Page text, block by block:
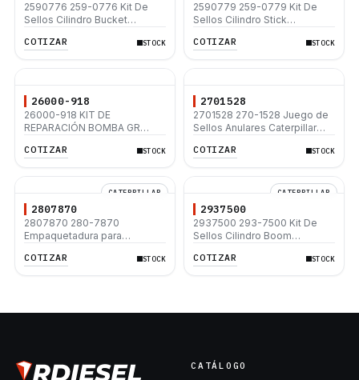
2590776 259-0776 Kit De
Sellos Cilindro Bucket
COTIZAR STOCK
2590779 259-0779 Kit De
Sellos Cilindro Stick
330D2
COTIZAR STOCK
26000-918
26000-918 KIT DE
REPARACIÓN BOMBA GR
COTIZAR STOCK
2701528
2701528 270-1528 Juego de
Sellos Anulares Caterpillar
Seal Kit Nitrile
COTIZAR STOCK
CATERPILLAR
2807870
2807870 280-7870
Empaquetadura para
416E 416F 420D
COTIZAR STOCK
CATERPILLAR
2937500
2937500 293-7500 Kit De
Sellos Cilindro Boom
EL200B
COTIZAR STOCK
CATÁLOGO